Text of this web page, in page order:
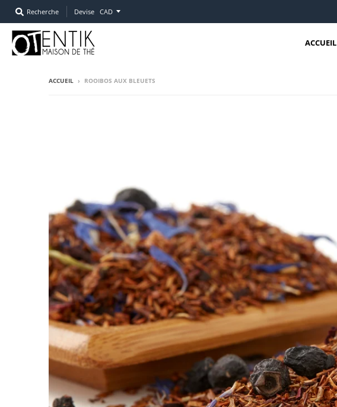
Recherche Devise
ACCUEIL
ACCUEIL › ROOIBOS AUX BLEUETS